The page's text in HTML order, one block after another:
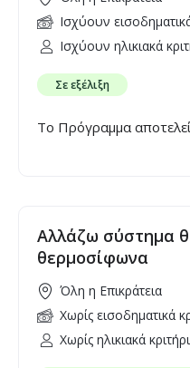
Ισχύουν
Ισχύουν ηλικιακά
Σε εξέλιξη
Το Πρόγραμμα
Αλλάζω σύστημα
θερμοσίφωνα
Όλη η Επικράτεια
Χωρίς εισοδηματικά
Χωρίς ηλικιακά